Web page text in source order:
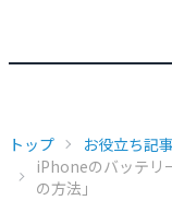
トップ
お役立ち記事
iPhoneのバッテリ
の方法」